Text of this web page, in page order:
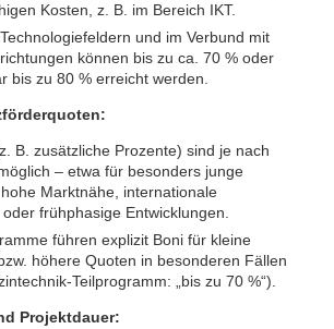
Kosten, z. B. im Bereich IKT.
und im Verbund mit
können bis zu ca. 70 % oder
bis zu 80 % erreicht werden.
B. zusätzliche Prozente) sind je nach
– etwa für besonders junge
Marktnähe, internationale
frühphasige Entwicklungen.
führen explizit Boni für kleine
höhere Quoten in besonderen Fällen
Teilprogramm: „bis zu 70 %“).
Projekt­dauer: